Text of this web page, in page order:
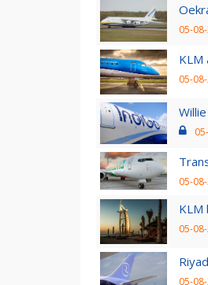
05-
KLM
05-
05-
KLM
05-
05-